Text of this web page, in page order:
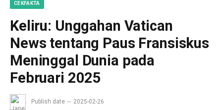
CEKFAKTA
Keliru: Unggahan Vatican
News tentang Paus Fransiskus
Meninggal Dunia pada
Februari 2025
Publish date 2025-02-26